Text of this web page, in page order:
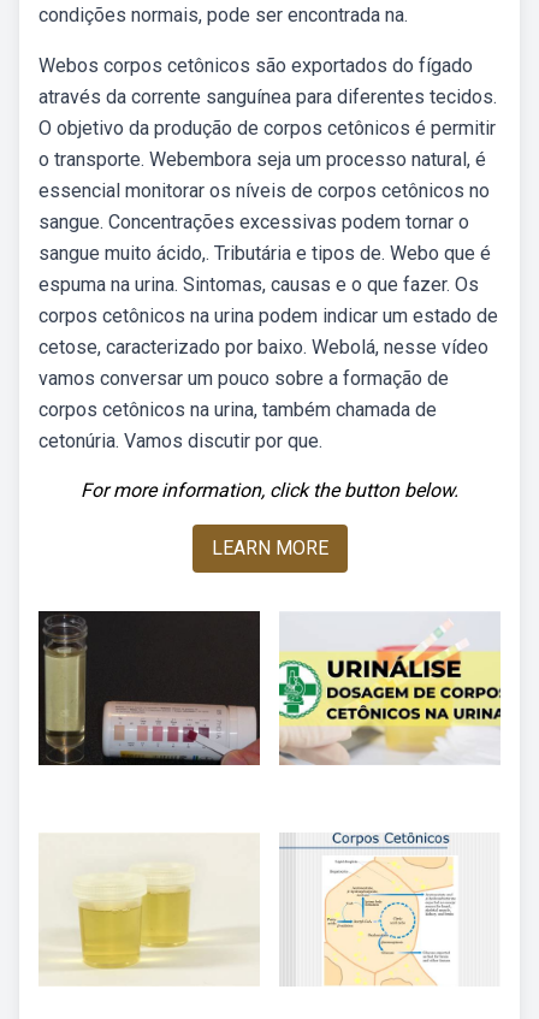
condições normais, pode ser encontrada na.
Webos corpos cetônicos são exportados do fígado
através da corrente sanguínea para diferentes tecidos.
O objetivo da produção de corpos cetônicos é permitir
o transporte. Webembora seja um processo natural, é
essencial monitorar os níveis de corpos cetônicos no
sangue. Concentrações excessivas podem tornar o
sangue muito ácido,. Tributária e tipos de. Webo que é
espuma na urina. Sintomas, causas e o que fazer. Os
corpos cetônicos na urina podem indicar um estado de
cetose, caracterizado por baixo. Webolá, nesse vídeo
vamos conversar um pouco sobre a formação de
corpos cetônicos na urina, também chamada de
cetonúria. Vamos discutir por que.
For more information, click the button below.
LEARN MORE